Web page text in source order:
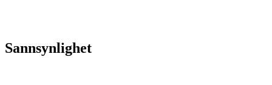
Sannsynlighet